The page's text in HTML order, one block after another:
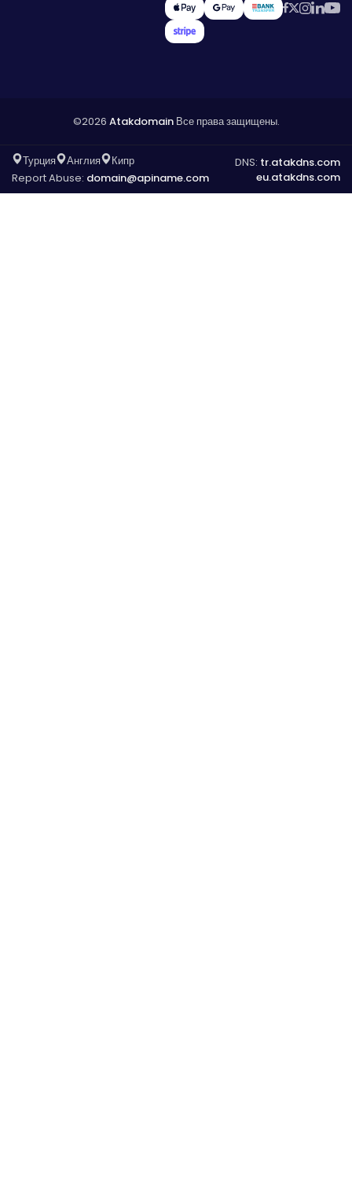
©2026 AtakdomainВсе права защищены.
Турция Англия
Кипр
Report Abuse: domain@apiname.com
DNS: tr.atakdns.com
eu.atakdns.com